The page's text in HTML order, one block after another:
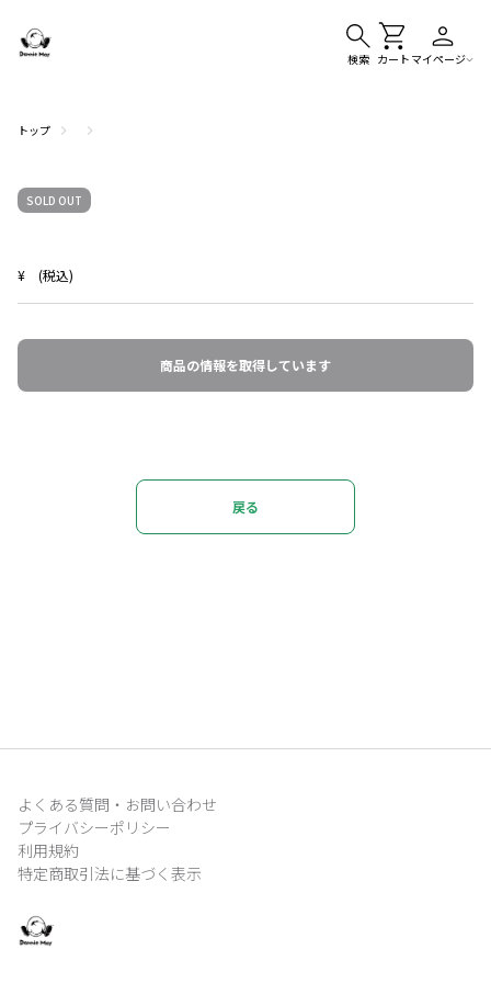
検索 カート マイページ
トップ
SOLD OUT
¥ (税込)
商品の情報を取得しています
戻る
よくある質問・お問い合わせ
プライバシーポリシー
利用規約
特定商取引法に基づく表示